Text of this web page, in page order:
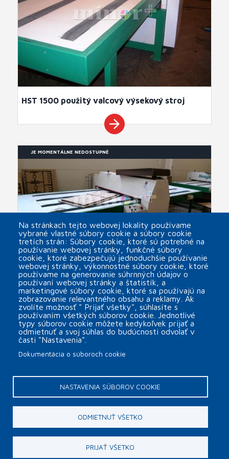
HST 1500 použitý valcový výsekový stroj
arrow_forward
JE MOMENTÁLNE NEDOSTUPNÉ
ROLL-2 použitý valcový výsekový stroj
arrow_forward
Na stránkach tejto webovej lokality používame
vybrané vlastné súbory cookie a súbory cookie
tretích strán: Súbory cookie, ktoré sú potrebné na
používanie webovej stránky, funkčné súbory
cookie, ktoré zabezpečujú jednoduchšie používanie
webovej stránky, výkonnostné súbory cookie, ktoré
používame na generovanie súhrnných údajov o
používaní webovej stránky a štatistík, a
marketingové súbory cookie, ktoré sa používajú na
zobrazovanie relevantného obsahu a reklamy. Ak
zvolíte možnosť " Prijať všetky", súhlasíte s
používaním všetkých súborov cookie. Jednotlivé
typy súborov cookie môžete kedykoľvek prijať a
odmietnuť a svoj súhlas do budúcnosti odvolať v
časti "Nastavenia".
Dokumentácia o súboroch cookie
NASTAVENIA SÚBOROV COOKIE
ODMIETNUŤ VŠETKO
PRIJAŤ VŠETKO
PätaKontakt Nastavenia súborov cookie
Copyright © 2026 MINOR Plus, s.r.o.
webdesign by
EGM